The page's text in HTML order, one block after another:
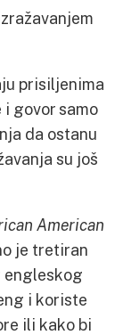
prisiljenima
govor samo
da ostanu
su još
American
je tretiran
engleskog
i koriste
ili kako bi